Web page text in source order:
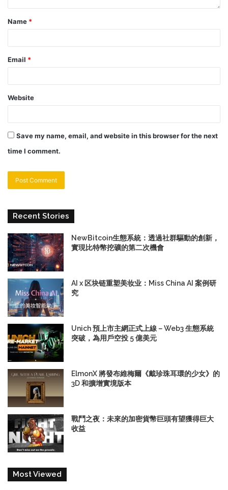
Name *
Email *
Website
Save my name, email, and website in this browser for the next
time I comment.
Recent Stories
NewBitcoin生態系統：透過社群驅動的創新，
實現比特幣挖礦的第二次機會
AI x 区块链重塑美妆业：Miss China AI 案例研
究
Unich 預上市主網正式上線－Web3 生態系統
突破，為用戶空投 5 億美元
ElmonX 將發布維梅爾《戴珍珠耳環的少女》的
3D 和擴增實境版本
戰鬥之夜：未來的加密貨幣巨頭有望獲得巨大
收益
Most Viewed